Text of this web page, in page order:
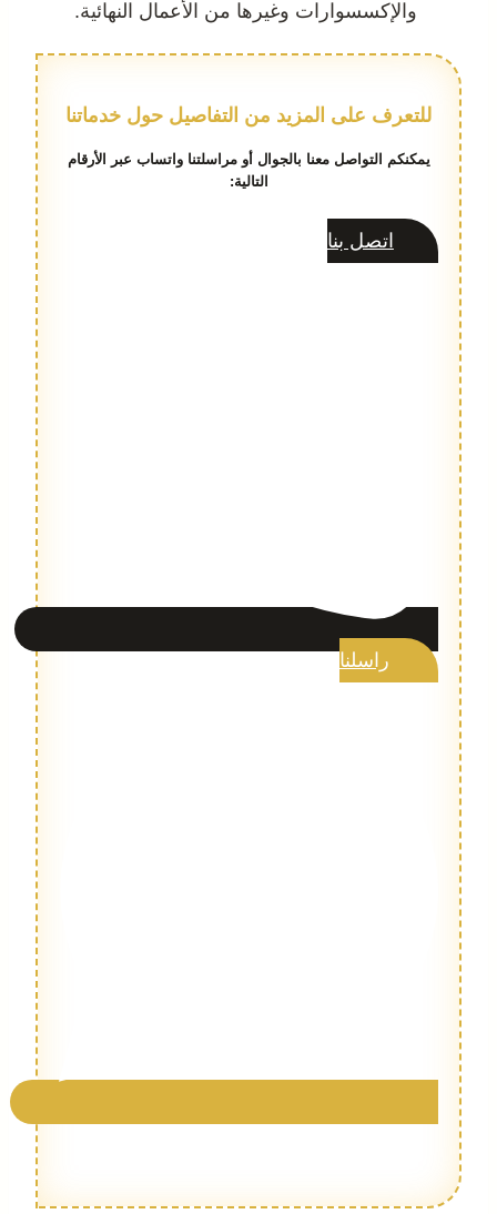
والإكسسوارات وغيرها من الأعمال النهائية.
للتعرف على المزيد من التفاصيل حول خدماتنا
يمكنكم التواصل معنا بالجوال أو مراسلتنا واتساب عبر الأرقام
التالية:
اتصل بنا
راسلنا